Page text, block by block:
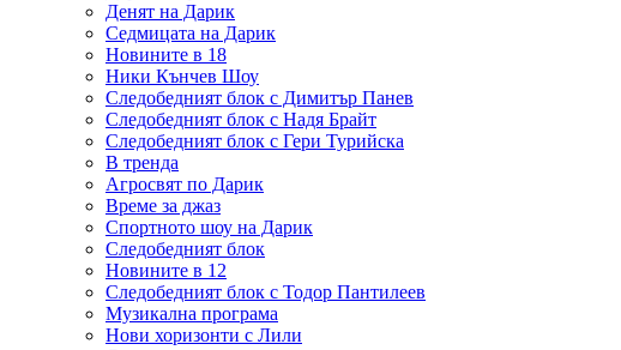
Денят на Дарик
Седмицата на Дарик
Новините в 18
Ники Кънчев Шоу
Следобедният блок с Димитър Панев
Следобедният блок с Надя Брайт
Следобедният блок с Гери Турийска
В тренда
Агросвят по Дарик
Време за джаз
Спортното шоу на Дарик
Следобедният блок
Новините в 12
Следобедният блок с Тодор Пантилеев
Музикална програма
Нови хоризонти с Лили